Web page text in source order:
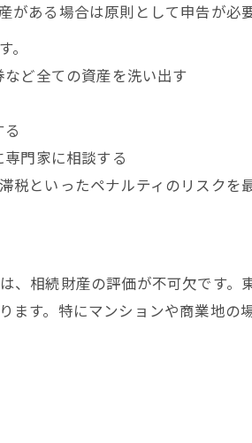
発生時に知るべき無申告の注意点
相続発生直後に確認すべき申告要否
無申告が発覚した場合の主なペナ
配偶者や子の人数別課税ラインの
八丁堀での相続税専門家選びのポ
相続税相談でよくある質問とその
ある場合は原則として申告が必要
ど全ての資産を洗い出す
門家に相談する
といったペナルティのリスクを
、相続財産の評価が不可欠です
ます。特にマンションや商業地